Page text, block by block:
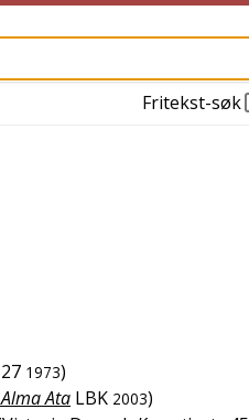
Fritekst-søk
27 1973)
Ata LBK 2003)